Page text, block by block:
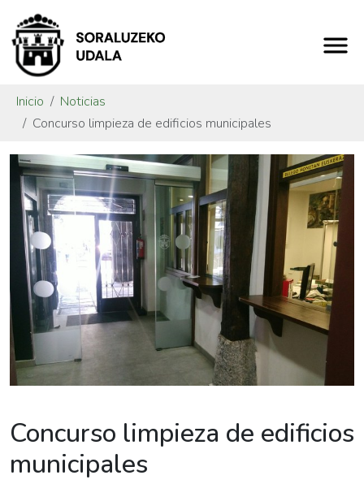
Inicio
Noticias
Concurso limpieza de edificios municipales
Concurso limpieza de edificios
municipales